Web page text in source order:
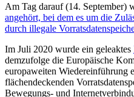
Am Tag darauf (14. September)
angehört, bei dem es um die
durch illegale
Im Juli 2020 wurde ein geleaktes
demzufolge die Europäische
europaweiten Wiedereinführung
flächendeckenden
Bewegungs- und